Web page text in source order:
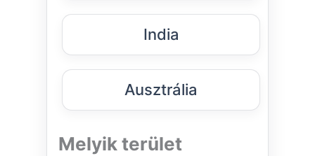
India
Ausztrália
Melyik terület